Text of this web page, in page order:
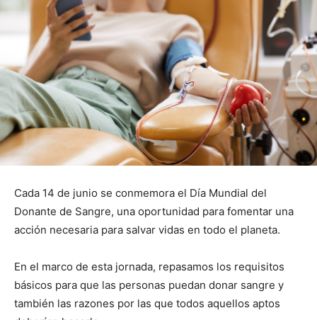
Cada 14 de junio se conmemora el Día Mundial del
Donante de Sangre, una oportunidad para fomentar una
acción necesaria para salvar vidas en todo el planeta.
En el marco de esta jornada, repasamos los requisitos
básicos para que las personas puedan donar sangre y
también las razones por las que todos aquellos aptos